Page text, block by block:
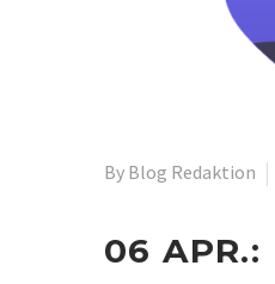
By Blog Redaktion
06 APR.: